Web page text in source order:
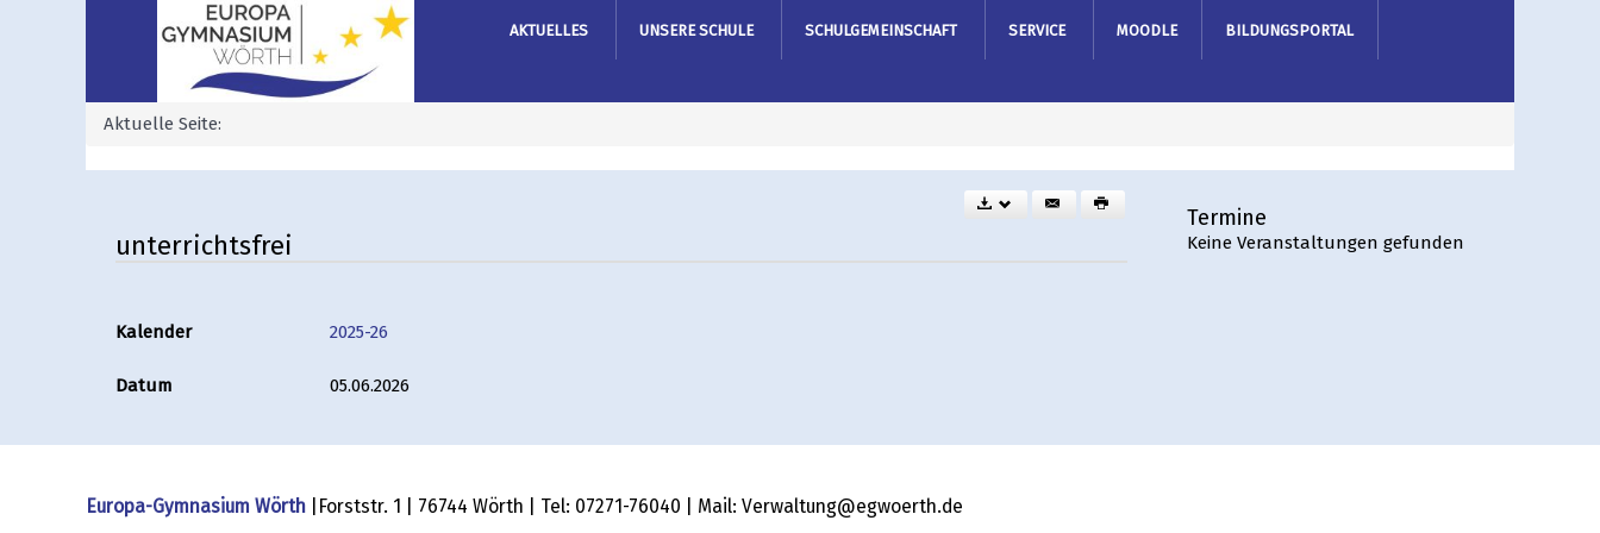
AKTUELLES UNSERE SCHULE SCHULGEMEINSCHAFT SERVICE MOODLE BILDUNGSPORTAL
Aktuelle Seite:
unterrichtsfrei
Kalender 2025-26
Datum 05.06.2026
Termine
Keine Veranstaltungen gefunden
Europa-Gymnasium Wörth |Forststr. 1 | 76744 Wörth | Tel: 07271-76040 | Mail: Verwaltung@egwoerth.de